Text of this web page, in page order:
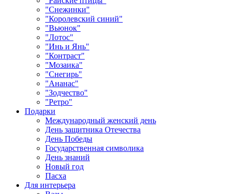
"Снежинки"
"Королевский синий"
"Вьюнок"
"Лотос"
"Инь и Янь"
"Контраст"
"Мозаика"
"Снегирь"
"Ананас"
"Зодчество"
"Ретро"
Подарки
Международный женский день
День защитника Отечества
День Победы
Государственная символика
День знаний
Новый год
Пасха
Для интерьера